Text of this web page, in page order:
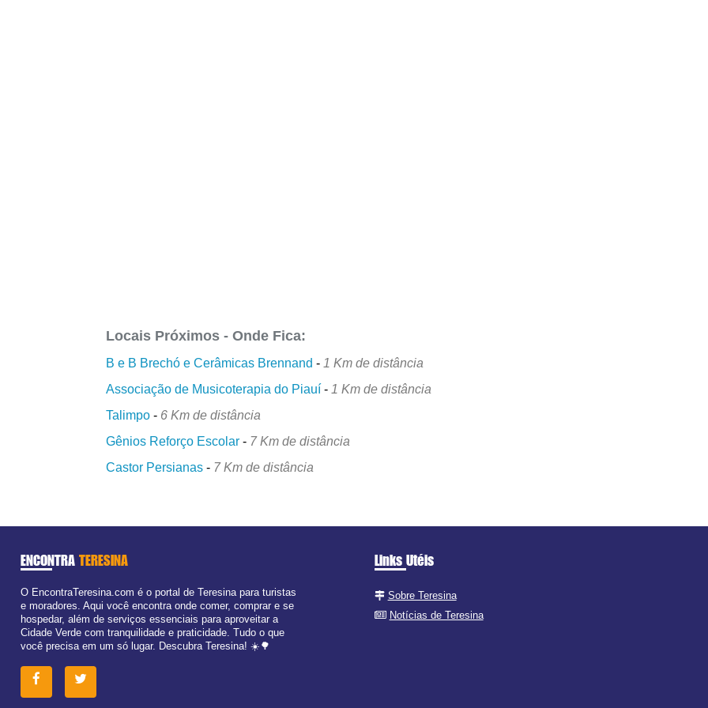
Locais Próximos - Onde Fica:
B e B Brechó e Cerâmicas Brennand - 1 Km de distância
Associação de Musicoterapia do Piauí - 1 Km de distância
Talimpo - 6 Km de distância
Gênios Reforço Escolar - 7 Km de distância
Castor Persianas - 7 Km de distância
ENCONTRA TERESINA
O EncontraTeresina.com é o portal de Teresina para turistas
e moradores. Aqui você encontra onde comer, comprar e se
hospedar, além de serviços essenciais para aproveitar a
Cidade Verde com tranquilidade e praticidade. Tudo o que
você precisa em um só lugar. Descubra Teresina! ☀️🌳
Links Utéis
Sobre Teresina
Notícias de Teresina